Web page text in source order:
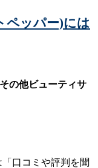
ペッパー)には
の他ビューティサ
口コミや評判を聞